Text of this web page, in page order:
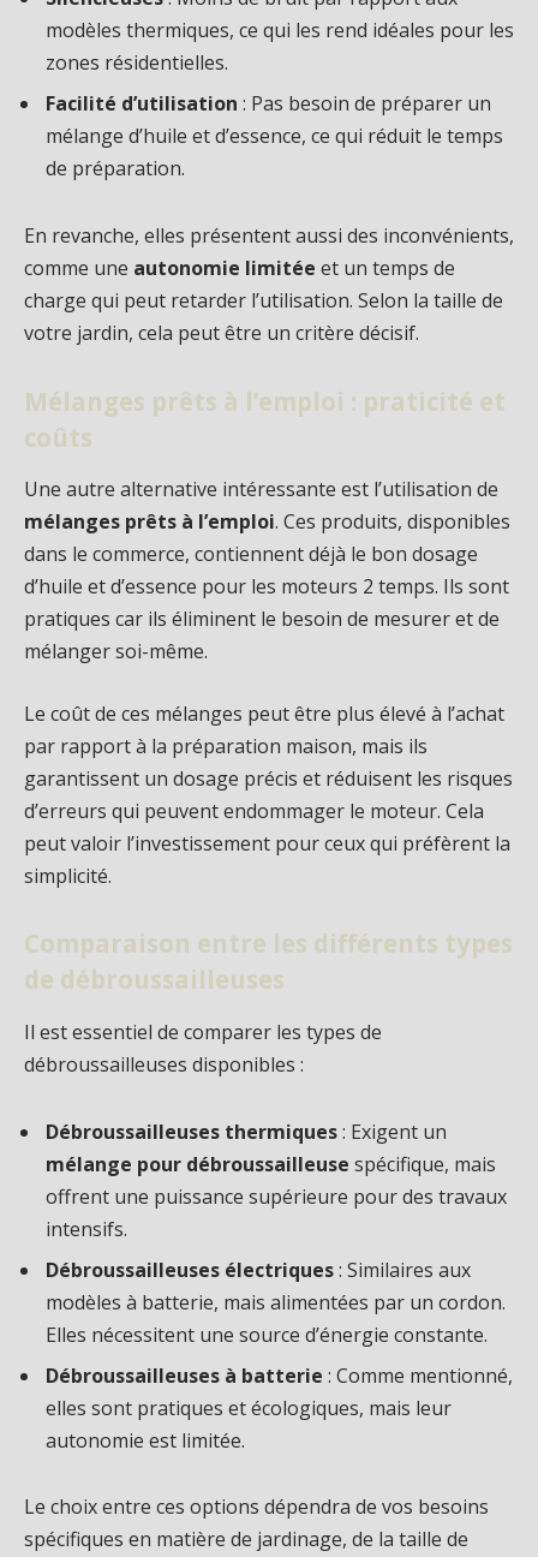
modèles thermiques, ce qui les rend idéales pour les
zones résidentielles.
Facilité d’utilisation : Pas besoin de préparer un
mélange d’huile et d’essence, ce qui réduit le temps
de préparation.
En revanche, elles présentent aussi des inconvénients,
comme une autonomie limitée et un temps de
charge qui peut retarder l’utilisation. Selon la taille de
votre jardin, cela peut être un critère décisif.
Mélanges prêts à l’emploi : praticité et
coûts
Une autre alternative intéressante est l’utilisation de
mélanges prêts à l’emploi. Ces produits, disponibles
dans le commerce, contiennent déjà le bon dosage
d’huile et d’essence pour les moteurs 2 temps. Ils sont
pratiques car ils éliminent le besoin de mesurer et de
mélanger soi-même.
Le coût de ces mélanges peut être plus élevé à l’achat
par rapport à la préparation maison, mais ils
garantissent un dosage précis et réduisent les risques
d’erreurs qui peuvent endommager le moteur. Cela
peut valoir l’investissement pour ceux qui préfèrent la
simplicité.
Comparaison entre les différents types
de débroussailleuses
Il est essentiel de comparer les types de
débroussailleuses disponibles :
Débroussailleuses thermiques: Exigent un
mélange pour débroussailleuse spécifique, mais
offrent une puissance supérieure pour des travaux
intensifs.
Débroussailleuses électriques: Similaires aux
modèles à batterie, mais alimentées par un cordon.
Elles nécessitent une source d’énergie constante.
Débroussailleuses à batterie : Comme mentionné,
elles sont pratiques et écologiques, mais leur
autonomie est limitée.
Le choix entre ces options dépendra de vos besoins
spécifiques en matière de jardinage, de la taille de